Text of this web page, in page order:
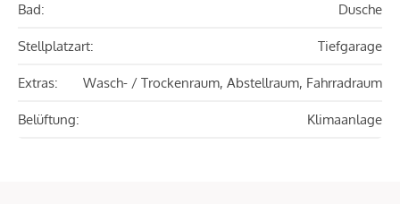
Bad: Dusche
Stellplatzart: Tiefgarage
Extras: Wasch- / Trockenraum, Abstellraum, Fahrradraum
Belüftung: Klimaanlage